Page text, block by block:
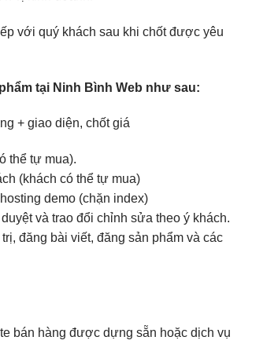
với quý khách sau khi chốt được yêu
tại Ninh Bình Web như sau:
+ giao diện, chốt giá
thể tự mua).
(khách có thể tự mua)
demo (chặn index)
và trao đổi chỉnh sửa theo ý khách.
đăng bài viết, đăng sản phẩm và các
bán hàng được dựng sẵn hoặc dịch vụ